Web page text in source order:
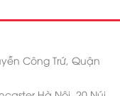
Công Trứ, Quận